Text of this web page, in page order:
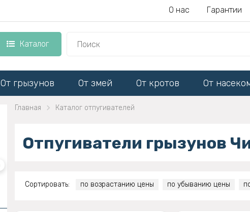
О нас Гарантии
Каталог
От грызунов От змей От кротов От
Главная Каталог отпугивателей
Отпугиватели грызунов
Сортировать: по возрастанию цены по убыванию цены